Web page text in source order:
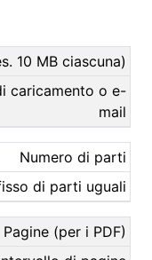
10 MB ciascuna)
caricamento o e-
mail
Numero di parti
di parti uguali
Pagine (per i PDF)